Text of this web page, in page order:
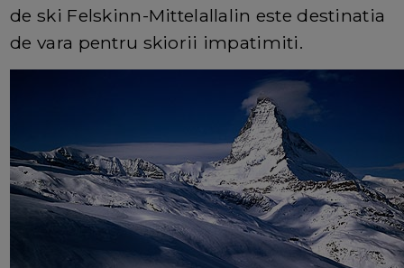
de ski Felskinn-Mittelallalin este destinatia
de vara pentru skiorii impatimiti.